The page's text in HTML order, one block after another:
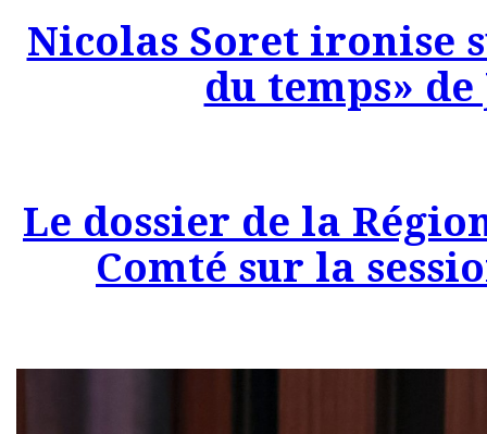
Nicolas Soret
du temps»
Le dossier de la
Comté sur la